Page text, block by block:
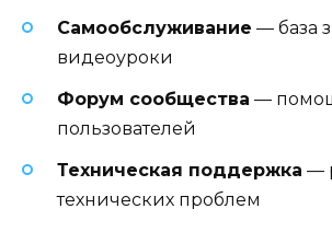
Самообслуживание — база
видеоуроки
Форум сообщества —
пользователей
Техническая поддержка —
технических проблем